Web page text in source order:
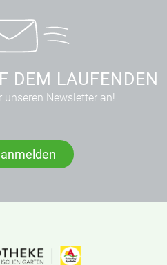
DEM LAUFENDEN
unseren Newsletter an!